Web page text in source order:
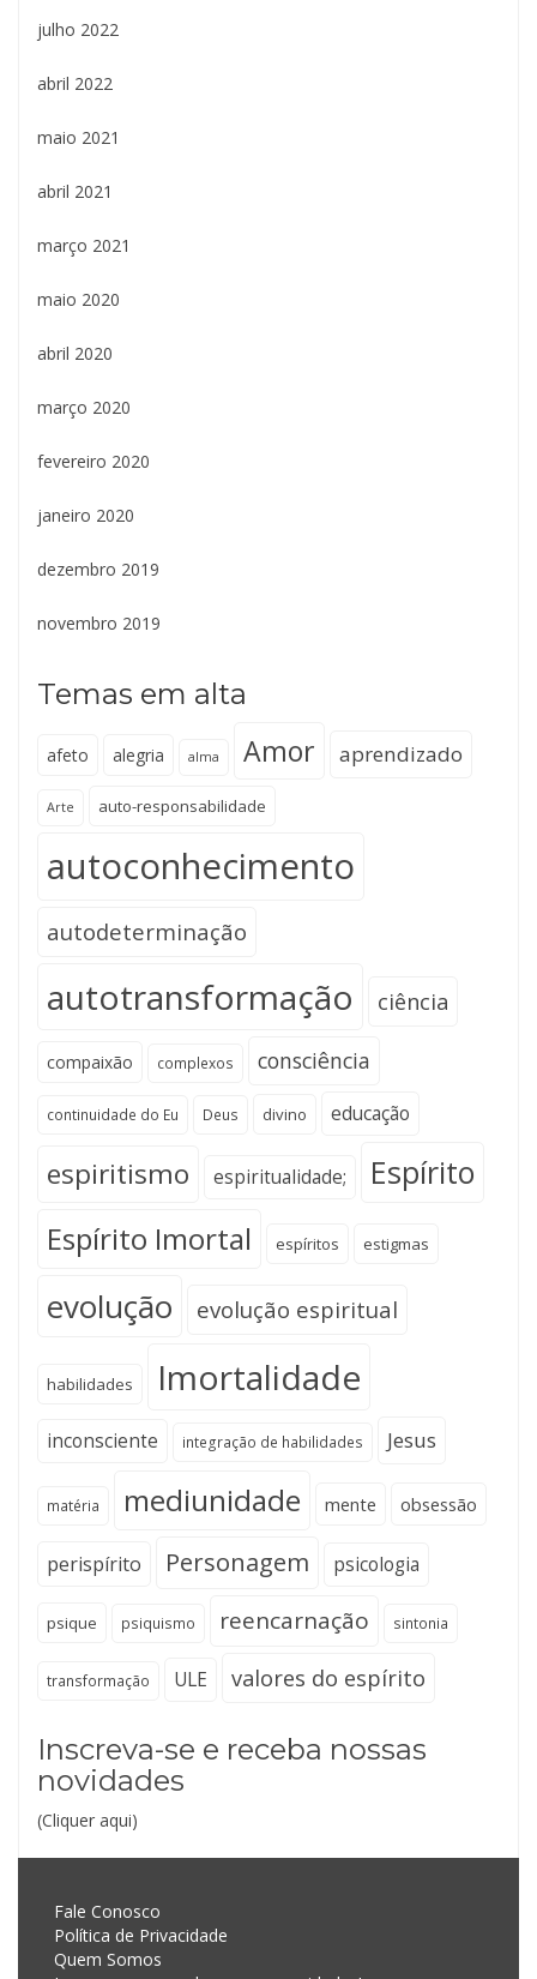
julho 2022
abril 2022
maio 2021
abril 2021
março 2021
maio 2020
abril 2020
março 2020
fevereiro 2020
janeiro 2020
dezembro 2019
novembro 2019
Temas em alta
afeto alegria alma Amor aprendizado
Arte auto-responsabilidade
autoconhecimento
autodeterminação
autotransformação ciência
compaixão complexos consciência
continuidade do Eu Deus divino educação
espiritismo espiritualidade; Espírito
Espírito Imortal espíritos estigmas
evolução evolução espiritual
habilidades Imortalidade
inconsciente integração de habilidades Jesus
matéria mediunidade mente obsessão
perispírito Personagem psicologia
psique psiquismo reencarnação sintonia
transformação ULE valores do espírito
Inscreva-se e receba nossas
novidades
(Cliquer aqui)
Fale Conosco
Política de Privacidade
Quem Somos